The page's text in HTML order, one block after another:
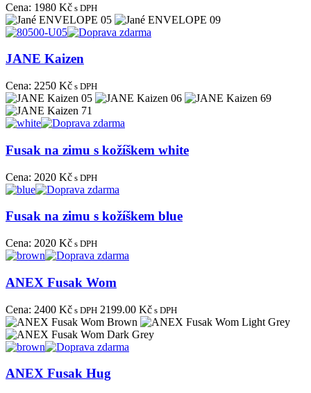
Cena: 1980 Kč s DPH
JANE Kaizen
Cena: 2250 Kč s DPH
Fusak na zimu s kožíškem white
Cena: 2020 Kč s DPH
Fusak na zimu s kožíškem blue
Cena: 2020 Kč s DPH
ANEX Fusak Wom
Cena: 2400 Kč s DPH 2199.00 Kč s DPH
ANEX Fusak Hug